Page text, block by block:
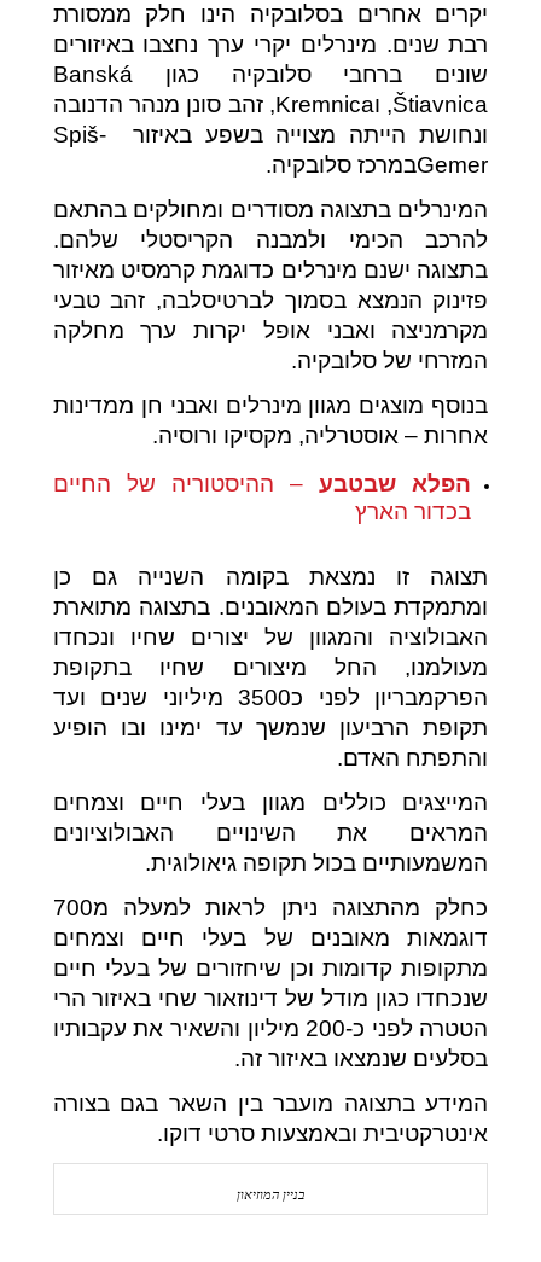
יקרים אחרים בסלובקיה הינו חלק ממסורת
רבת שנים. מינרלים יקרי ערך נחצבו באיזורים
שונים ברחבי סלובקיה כגון Banská
Štiavnica, וKremnica, זהב סונן מנהר הדנובה
ונחושת הייתה מצוייה בשפע באיזור Spiš-
Gemerבמרכז סלובקיה.
המינרלים בתצוגה מסודרים ומחולקים בהתאם
להרכב הכימי ולמבנה הקריסטלי שלהם.
בתצוגה ישנם מינרלים כדוגמת קרמסיט מאיזור
פזינוק הנמצא בסמוך לברטיסלבה, זהב טבעי
מקרמניצה ואבני אופל יקרות ערך מחלקה
המזרחי של סלובקיה.
בנוסף מוצגים מגוון מינרלים ואבני חן ממדינות
אחרות – אוסטרליה, מקסיקו ורוסיה.
הפלא שבטבע– ההיסטוריה של החיים
בכדור הארץ
תצוגה זו נמצאת בקומה השנייה גם כן
ומתמקדת בעולם המאובנים. בתצוגה מתוארת
האבולוציה והמגוון של יצורים שחיו ונכחדו
מעולמנו, החל מיצורים שחיו בתקופת
הפרקמבריון לפני כ3500 מיליוני שנים ועד
תקופת הרביעון שנמשך עד ימינו ובו הופיע
והתפתח האדם.
המייצגים כוללים מגוון בעלי חיים וצמחים
המראים את השינויים האבולוציונים
המשמעותיים בכול תקופה גיאולוגית.
כחלק מהתצוגה ניתן לראות למעלה מ700
דוגמאות מאובנים של בעלי חיים וצמחים
מתקופות קדומות וכן שיחזורים של בעלי חיים
שנכחדו כגון מודל של דינוזאור שחי באיזור הרי
הטטרה לפני כ-200 מיליון והשאיר את עקבותיו
בסלעים שנמצאו באיזור זה.
המידע בתצוגה מועבר בין השאר בגם בצורה
אינטרקטיבית ובאמצעות סרטי דוקו.
בניין המוזיאון